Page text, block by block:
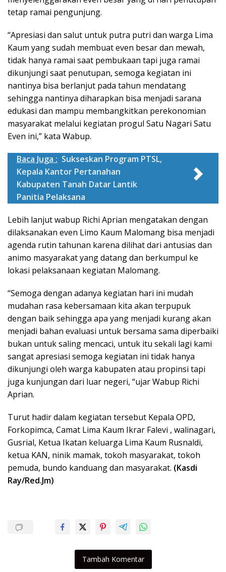
tetap ramai pengunjung.
“Apresiasi dan salut untuk putra putri dan warga Lima
Kaum yang sudah membuat even besar dan mewah,
tidak hanya ramai saat pembukaan tapi juga ramai
dikunjungi saat penutupan, semoga kegiatan ini
nantinya bisa berlanjut pada tahun mendatang
sehingga nantinya diharapkan bisa menjadi sarana
edukasi dan mampu membangkitkan perekonomian
masyarakat melalui kegiatan progul Satu Nagari Satu
Even ini,” kata Wabup.
Baca Juga : Sukseskan Program PTSL,
Kepala Kantor Pertanahan
Kabupaten Tanah Datar Lantik
Panitia Pelaksana
Lebih lanjut wabup Richi Aprian mengatakan dengan
dilaksanakan even Limo Kaum Malomang bisa menjadi
agenda rutin tahunan karena dilihat dari antusias dan
animo masyarakat yang datang dan berkumpul ke
lokasi pelaksanaan kegiatan Malomang.
“Semoga dengan adanya kegiatan hari ini mudah
mudahan rasa kebersamaan kita akan terpupuk
dengan baik sehingga apa yang menjadi kurang akan
menjadi bahan evaluasi untuk bersama sama diperbaiki
bukan untuk saling mencaci, untuk itu sekali lagi kami
sangat apresiasi semoga kegiatan ini tidak hanya
dikunjungi oleh warga kabupaten atau propinsi tapi
juga kunjungan dari luar negeri, “ujar Wabup Richi
Aprian.
Turut hadir dalam kegiatan tersebut Kepala OPD,
Forkopimca, Camat Lima Kaum Ikrar Falevi , walinagari,
Gusrial, Ketua Ikatan keluarga Lima Kaum Rusnaldi,
ketua KAN, ninik mamak, tokoh masyarakat, tokoh
pemuda, bundo kanduang dan masyarakat. (Kasdi
Ray/Red.Jm)
Tambah Komentar